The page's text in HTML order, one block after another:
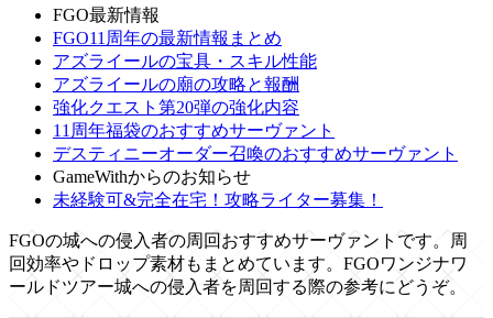
FGO最新情報
FGO11周年の最新情報まとめ
アズライールの宝具・スキル性能
アズライールの廟の攻略と報酬
強化クエスト第20弾の強化内容
11周年福袋のおすすめサーヴァント
デスティニーオーダー召喚のおすすめサーヴァント
GameWithからのお知らせ
未経験可&完全在宅！攻略ライター募集！
FGOの城への侵入者の周回おすすめサーヴァントです。周
回効率やドロップ素材もまとめています。FGOワンジナワ
ールドツアー城への侵入者を周回する際の参考にどうぞ。